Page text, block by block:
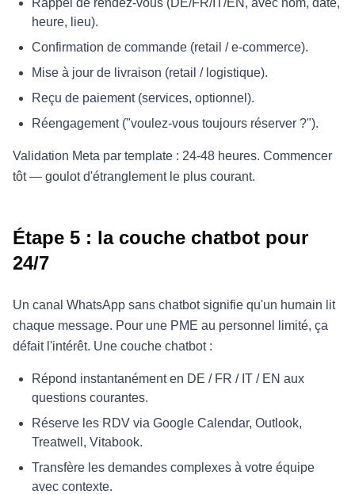
Rappel de rendez-vous (DE/FR/IT/EN, avec nom, date,
heure, lieu).
Confirmation de commande (retail / e-commerce).
Mise à jour de livraison (retail / logistique).
Reçu de paiement (services, optionnel).
Réengagement ("voulez-vous toujours réserver ?").
Validation Meta par template : 24-48 heures. Commencer
tôt — goulot d'étranglement le plus courant.
Étape 5 : la couche chatbot pour
24/7
Un canal WhatsApp sans chatbot signifie qu'un humain lit
chaque message. Pour une PME au personnel limité, ça
défait l'intérêt. Une couche chatbot :
Répond instantanément en DE / FR / IT / EN aux
questions courantes.
Réserve les RDV via Google Calendar, Outlook,
Treatwell, Vitabook.
Transfère les demandes complexes à votre équipe
avec contexte.